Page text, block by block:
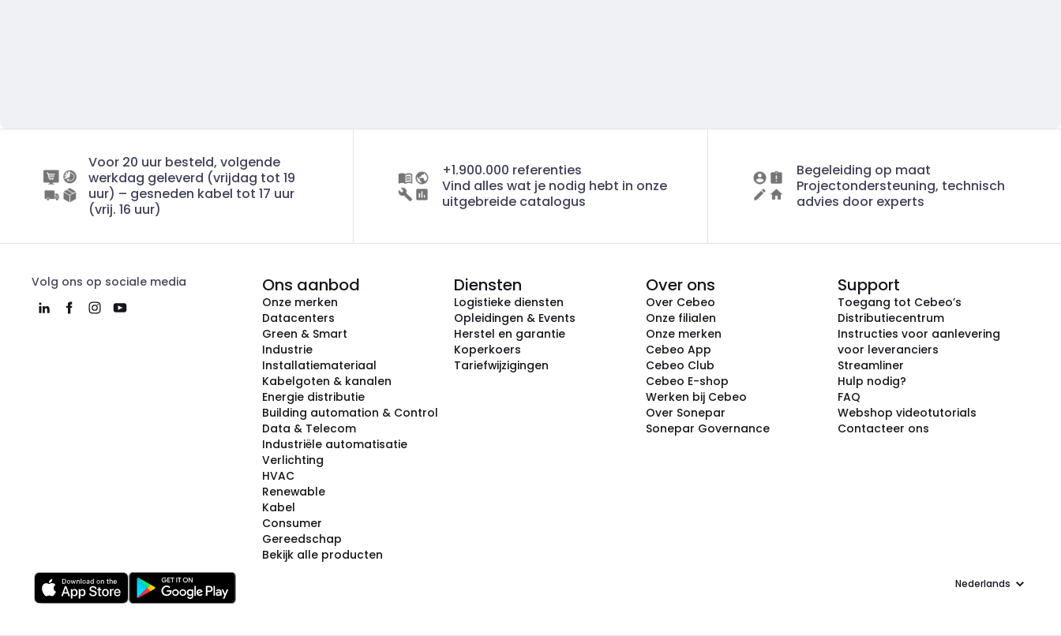
Voor 20 uur besteld, volgende
werkdag geleverd (vrijdag tot 19
uur) – gesneden kabel tot 17 uur
(vrij. 16 uur)
+1.900.000 referenties
Vind alles wat je nodig hebt in onze
uitgebreide catalogus
Begeleiding op maat
Projectondersteuning, technisch
advies door experts
Volg ons op sociale media Ons aanbod
Onze merken
Datacenters
Green & Smart
Industrie
Installatiemateriaal
Kabelgoten & kanalen
Energie distributie
Building automation & Control
Data & Telecom
Industriële automatisatie
Verlichting
HVAC
Renewable
Kabel
Consumer
Gereedschap
Bekijk alle producten
Diensten
Logistieke diensten
Opleidingen & Events
Herstel en garantie
Koperkoers
Tariefwijzigingen
Over ons
Over Cebeo
Onze filialen
Onze merken
Cebeo App
Cebeo Club
Cebeo E-shop
Werken bij Cebeo
Over Sonepar
Sonepar Governance
Support
Toegang tot Cebeo’s
Distributiecentrum
Instructies voor aanlevering
voor leveranciers
Streamliner
Hulp nodig?
FAQ
Webshop videotutorials
Contacteer ons
Taal